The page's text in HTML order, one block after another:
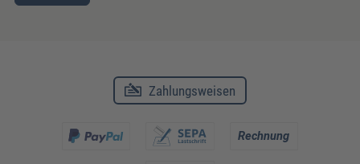
Zahlungsweisen